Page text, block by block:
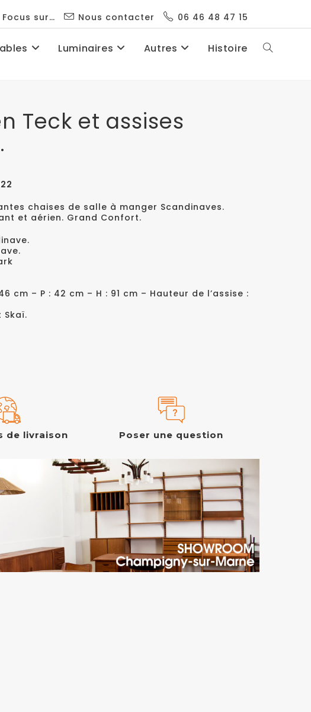
Focus sur… Nous contacter 06 46 48 47 15
Luminaires Autres Histoire
Teck et assises
chaises de salle à manger Scandinaves.
et aérien. Grand Confort.
cm – P : 42 cm – H : 91 cm – Hauteur de l’assise :
Skaï.
de livraison Poser une question